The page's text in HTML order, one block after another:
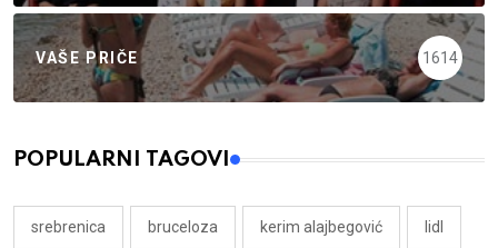
VAŠE PRIČE 1614
POPULARNI TAGOVI
srebrenica bruceloza kerim alajbegović lidl